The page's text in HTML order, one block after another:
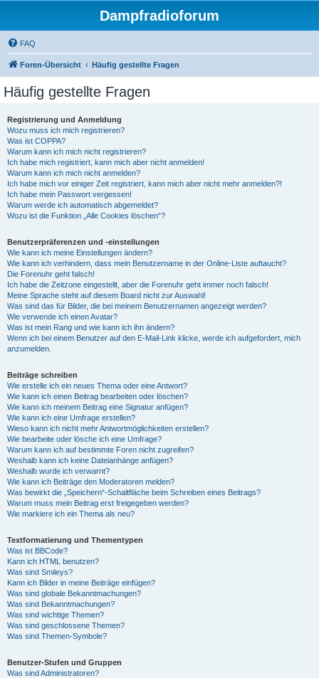
Dampfradioforum
FAQ
Foren-Übersicht Häufig gestellte Fragen
Häufig gestellte Fragen
Registrierung und Anmeldung
Wozu muss ich mich registrieren?
Was ist COPPA?
Warum kann ich mich nicht registrieren?
Ich habe mich registriert, kann mich aber nicht anmelden!
Warum kann ich mich nicht anmelden?
Ich habe mich vor einiger Zeit registriert, kann mich aber nicht mehr anmelden?!
Ich habe mein Passwort vergessen!
Warum werde ich automatisch abgemeldet?
Wozu ist die Funktion „Alle Cookies löschen“?
Benutzerpräferenzen und -einstellungen
Wie kann ich meine Einstellungen ändern?
Wie kann ich verhindern, dass mein Benutzername in der Online-Liste auftaucht?
Die Forenuhr geht falsch!
Ich habe die Zeitzone eingestellt, aber die Forenuhr geht immer noch falsch!
Meine Sprache steht auf diesem Board nicht zur Auswahl!
Was sind das für Bilder, die bei meinem Benutzernamen angezeigt werden?
Wie verwende ich einen Avatar?
Was ist mein Rang und wie kann ich ihn ändern?
Wenn ich bei einem Benutzer auf den E-Mail-Link klicke, werde ich aufgefordert, mich
anzumelden.
Beiträge schreiben
Wie erstelle ich ein neues Thema oder eine Antwort?
Wie kann ich einen Beitrag bearbeiten oder löschen?
Wie kann ich meinem Beitrag eine Signatur anfügen?
Wie kann ich eine Umfrage erstellen?
Wieso kann ich nicht mehr Antwortmöglichkeiten erstellen?
Wie bearbeite oder lösche ich eine Umfrage?
Warum kann ich auf bestimmte Foren nicht zugreifen?
Weshalb kann ich keine Dateianhänge anfügen?
Weshalb wurde ich verwarnt?
Wie kann ich Beiträge den Moderatoren melden?
Was bewirkt die „Speichern“-Schaltfläche beim Schreiben eines Beitrags?
Warum muss mein Beitrag erst freigegeben werden?
Wie markiere ich ein Thema als neu?
Textformatierung und Thementypen
Was ist BBCode?
Kann ich HTML benutzen?
Was sind Smileys?
Kann ich Bilder in meine Beiträge einfügen?
Was sind globale Bekanntmachungen?
Was sind Bekanntmachungen?
Was sind wichtige Themen?
Was sind geschlossene Themen?
Was sind Themen-Symbole?
Benutzer-Stufen und Gruppen
Was sind Administratoren?